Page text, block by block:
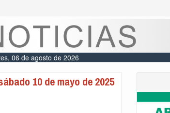
06 de agosto de 2026
10 de mayo de 2025